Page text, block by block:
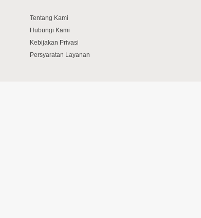
Tentang Kami
Hubungi Kami
Kebijakan Privasi
Persyaratan Layanan